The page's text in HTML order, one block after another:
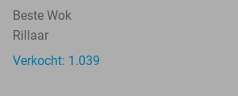
Beste Wok
Rillaar
Verkocht: 1.039